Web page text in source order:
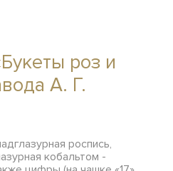
роз и
А. Г.
роспись,
кобальтом -